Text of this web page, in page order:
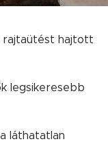
rajtaütést hajtott
legsikeresebb
láthatatlan